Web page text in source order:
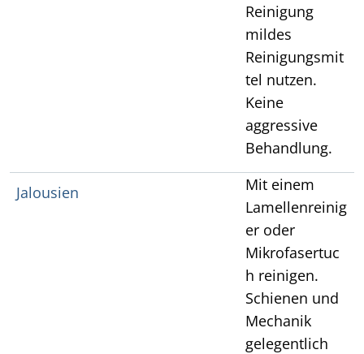
Reinigung
mildes
Reinigungsmit
tel nutzen.
Keine
aggressive
Behandlung.
Jalousien
Mit einem
Lamellenreinig
er oder
Mikrofasertuc
h reinigen.
Schienen und
Mechanik
gelegentlich